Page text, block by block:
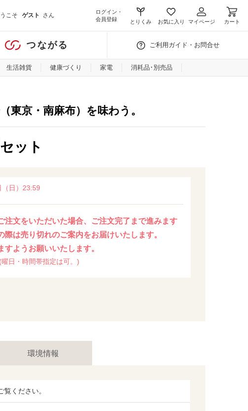
こそ ゲスト さん
ログイン・
会員登録
とりくみ お気に入り マイページ カート
つながる ご利用ガイド・お問合せ
生活雑貨 健康づくり 家電 消耗品･別売品
東京・南麻布）を味わう。
ット
日）23:59
文をいただいた場合、ご注文完了まで進みます
は売り切れのご案内をお届けいたします。
ようお願いいたします。
日・時間帯指定は可。)
環境情報
覧ください。